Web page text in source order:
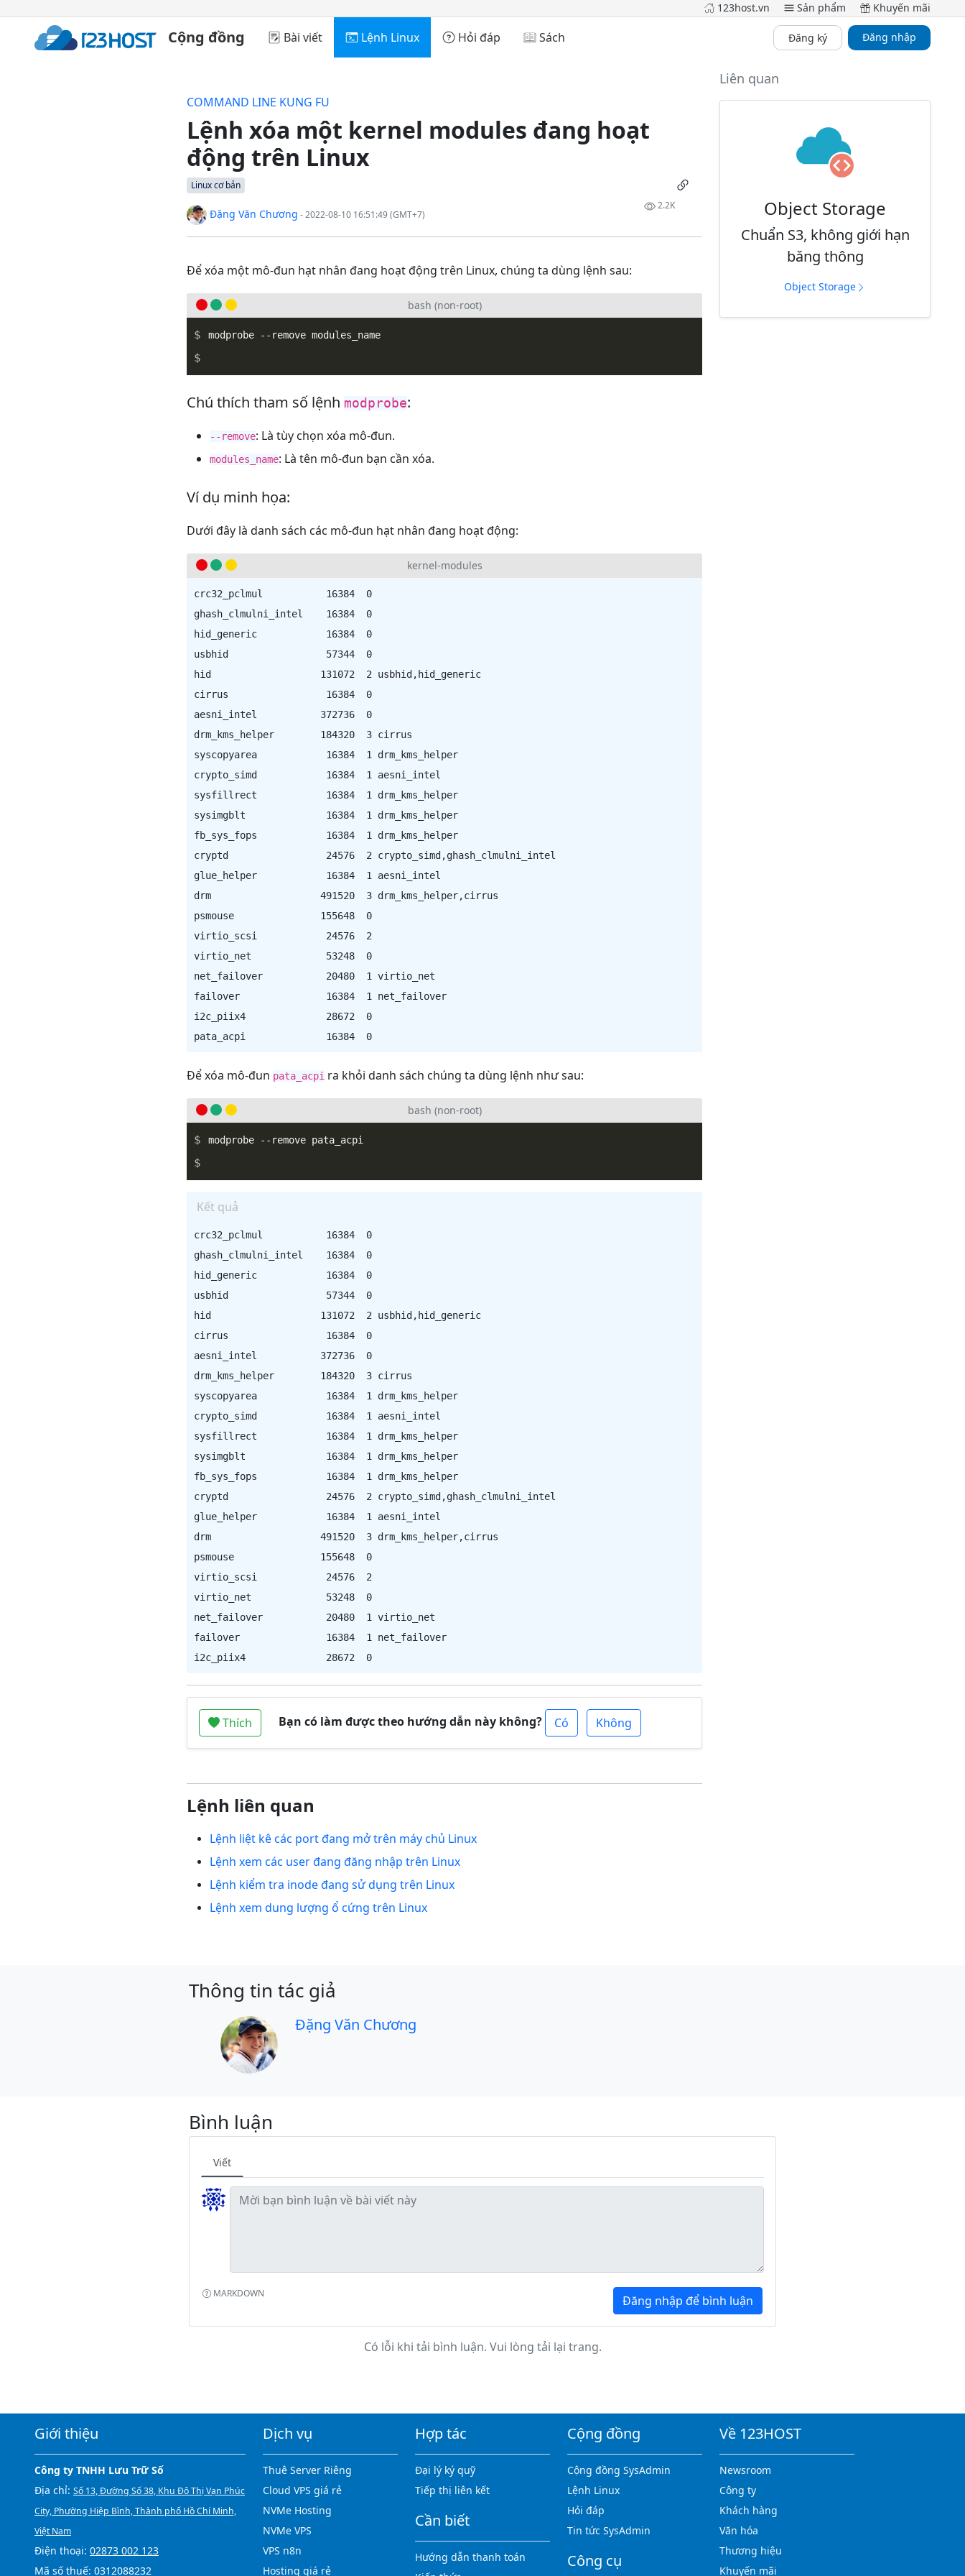
123host.vn Sản phẩm Khuyến mãi
Cộng đồng Bài viết Lệnh Linux Hỏi đáp Sách Đăng ký Đăng nhập
COMMAND LINE KUNG FU
Lệnh xóa một kernel modules đang hoạt
động trên Linux
Linux cơ bản
2.2K
Đặng Văn Chương - 2022-08-10 16:51:49 (GMT+7)
Để xóa một mô-đun hạt nhân đang hoạt động trên Linux, chúng ta dùng lệnh sau:
bash (non-root)
Chú thích tham số lệnh modprobe:
--remove: Là tùy chọn xóa mô-đun.
modules_name: Là tên mô-đun bạn cần xóa.
Ví dụ minh họa:
Dưới đây là danh sách các mô-đun hạt nhân đang hoạt động:
kernel-modules
crc32_pclmul           16384  0
ghash_clmulni_intel    16384  0
hid_generic            16384  0
usbhid                 57344  0
hid                   131072  2 usbhid,hid_generic
cirrus                 16384  0
aesni_intel           372736  0
drm_kms_helper        184320  3 cirrus
syscopyarea            16384  1 drm_kms_helper
crypto_simd            16384  1 aesni_intel
sysfillrect            16384  1 drm_kms_helper
sysimgblt              16384  1 drm_kms_helper
fb_sys_fops            16384  1 drm_kms_helper
cryptd                 24576  2 crypto_simd,ghash_clmulni_intel
glue_helper            16384  1 aesni_intel
drm                   491520  3 drm_kms_helper,cirrus
psmouse               155648  0
virtio_scsi            24576  2
virtio_net             53248  0
net_failover           20480  1 virtio_net
failover               16384  1 net_failover
i2c_piix4              28672  0
Để xóa mô-đun pata_acpi ra khỏi danh sách chúng ta dùng lệnh như sau:
bash (non-root)
Kết quả
crc32_pclmul           16384  0
ghash_clmulni_intel    16384  0
hid_generic            16384  0
usbhid                 57344  0
hid                   131072  2 usbhid,hid_generic
cirrus                 16384  0
aesni_intel           372736  0
drm_kms_helper        184320  3 cirrus
syscopyarea            16384  1 drm_kms_helper
crypto_simd            16384  1 aesni_intel
sysfillrect            16384  1 drm_kms_helper
sysimgblt              16384  1 drm_kms_helper
fb_sys_fops            16384  1 drm_kms_helper
cryptd                 24576  2 crypto_simd,ghash_clmulni_intel
glue_helper            16384  1 aesni_intel
drm                   491520  3 drm_kms_helper,cirrus
psmouse               155648  0
virtio_scsi            24576  2
virtio_net             53248  0
net_failover           20480  1 virtio_net
failover               16384  1 net_failover
Thích Bạn có làm được theo hướng dẫn này không? Có Không
Lệnh liên quan
Lệnh liệt kê các port đang mở trên máy chủ Linux
Lệnh xem các user đang đăng nhập trên Linux
Lệnh kiểm tra inode đang sử dụng trên Linux
Lệnh xem dung lượng ổ cứng trên Linux
Liên quan
Object Storage
Chuẩn S3, không giới hạn
băng thông
Object Storage
Thông tin tác giả
Đặng Văn Chương
Bình luận
Viết
MARKDOWN Đăng nhập để bình luận
Có lỗi khi tải bình luận. Vui lòng tải lại trang.
Giới thiệu
Công ty TNHH Lưu Trữ Số
Địa chỉ: Số 13, Đường Số 38, Khu Đô Thị Vạn Phúc
City, Phường Hiệp Bình, Thành phố Hồ Chí Minh,
Việt Nam
Điện thoại: 02873 002 123
Mã số thuế: 0312088232
Dịch vụ
Thuê Server Riêng
Cloud VPS giá rẻ
NVMe Hosting
NVMe VPS
VPS n8n
Hosting giá rẻ
Hợp tác
Đại lý ký quỹ
Tiếp thị liên kết
Cần biết
Hướng dẫn thanh toán
Cộng đồng
Cộng đồng SysAdmin
Lệnh Linux
Hỏi đáp
Tin tức SysAdmin
Công cụ
Về 123HOST
Newsroom
Công ty
Khách hàng
Văn hóa
Thương hiệu
Khuyến mãi